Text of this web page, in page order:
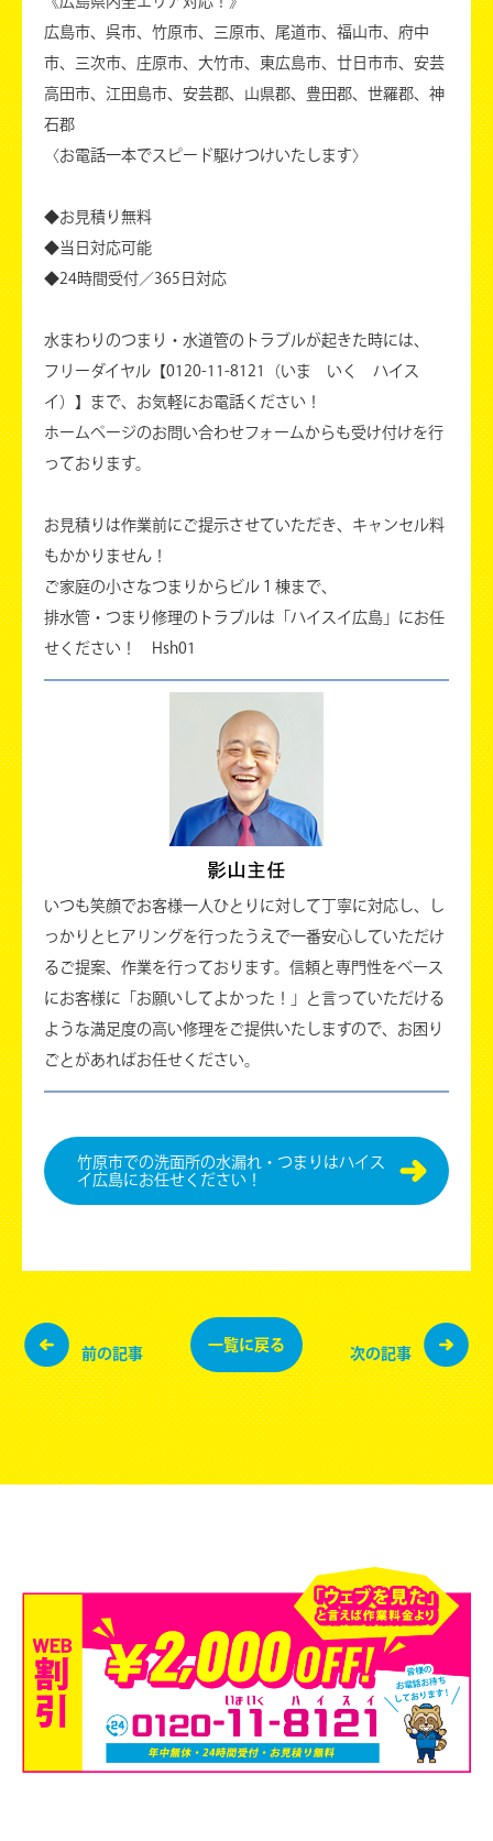
広島市、呉市、竹原市、三原市、尾道市、福山市、府中
市、三次市、庄原市、大竹市、東広島市、廿日市市、安芸
高田市、江田島市、安芸郡、山県郡、豊田郡、世羅郡、神
石郡
〈お電話一本でスピード駆けつけいたします〉
◆お見積り無料
◆当日対応可能
◆24時間受付／365日対応
水まわりのつまり・水道管のトラブルが起きた時には、
フリーダイヤル【0120-11-8121（いま いく ハイス
イ）】まで、お気軽にお電話ください！
ホームページのお問い合わせフォームからも受け付けを行
っております。
お見積りは作業前にご提示させていただき、キャンセル料
もかかりません！
ご家庭の小さなつまりからビル１棟まで、
排水管・つまり修理のトラブルは「ハイスイ広島」にお任
せください！ Hsh01
いつも笑顔でお客様一人ひとりに対して丁寧に対応し、し
っかりとヒアリングを行ったうえで一番安心していただけ
るご提案、作業を行っております。信頼と専門性をベース
にお客様に「お願いしてよかった！」と言っていただける
ような満足度の高い修理をご提供いたしますので、お困り
ごとがあればお任せください。
竹原市での洗面所の水漏れ・つまりはハイス
イ広島にお任せください！
前の記事
一覧に戻る
次の記事